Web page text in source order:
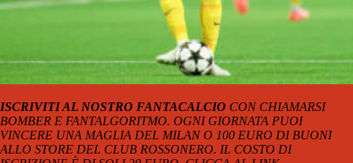
ISCRIVITI AL NOSTRO FANTACALCIO CON CHIAMARSI
BOMBER E FANTALGORITMO. OGNI GIORNATA PUOI
VINCERE UNA MAGLIA DEL MILAN O 100 EURO DI BUONI
ALLO STORE DEL CLUB ROSSONERO. IL COSTO DI